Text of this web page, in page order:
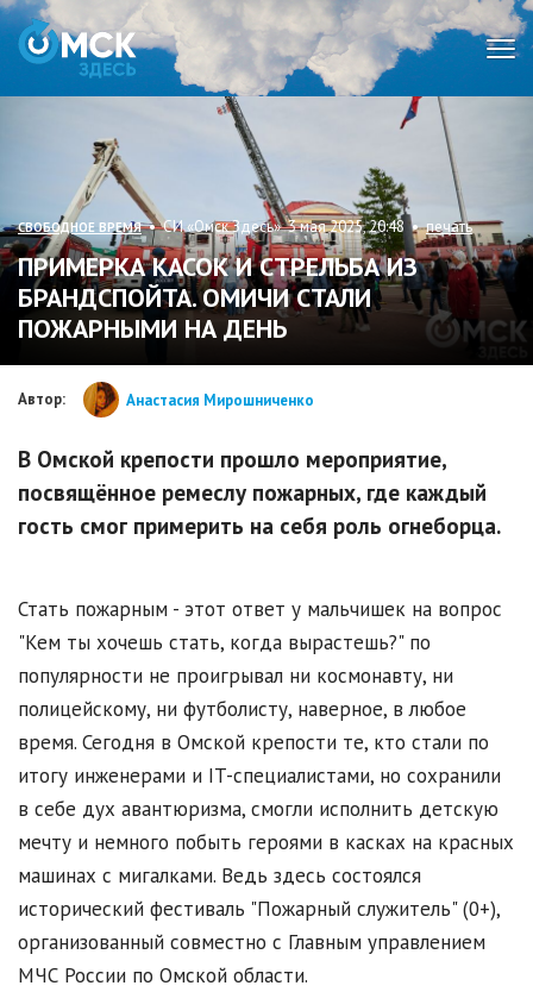
СВОБОДНОЕ ВРЕМЯ• СИ «Омск Здесь» 3 мая 2025, 20:48 •печать
ПРИМЕРКА КАСОК И СТРЕЛЬБА ИЗ
БРАНДСПОЙТА. ОМИЧИ СТАЛИ
ПОЖАРНЫМИ НА ДЕНЬ
Автор: Анастасия Мирошниченко
В Омской крепости прошло мероприятие,
посвящённое ремеслу пожарных, где каждый
гость смог примерить на себя роль огнеборца.
Стать пожарным - этот ответ у мальчишек на вопрос
"Кем ты хочешь стать, когда вырастешь?" по
популярности не проигрывал ни космонавту, ни
полицейскому, ни футболисту, наверное, в любое
время. Сегодня в Омской крепости те, кто стали по
итогу инженерами и IT-специалистами, но сохранили
в себе дух авантюризма, смогли исполнить детскую
мечту и немного побыть героями в касках на красных
машинах с мигалками. Ведь здесь состоялся
исторический фестиваль "Пожарный служитель" (0+),
организованный совместно с Главным управлением
МЧС России по Омской области.